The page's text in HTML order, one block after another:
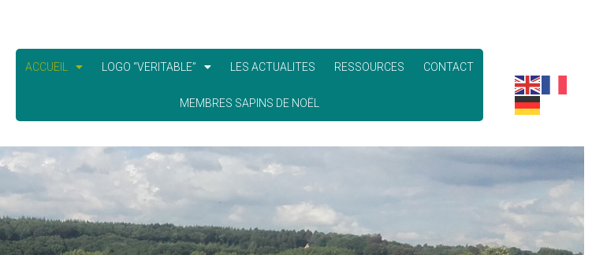
ACCUEIL LOGO “VERITABLE” LES ACTUALITES RESSOURCES CONTACT
MEMBRES SAPINS DE NOËL